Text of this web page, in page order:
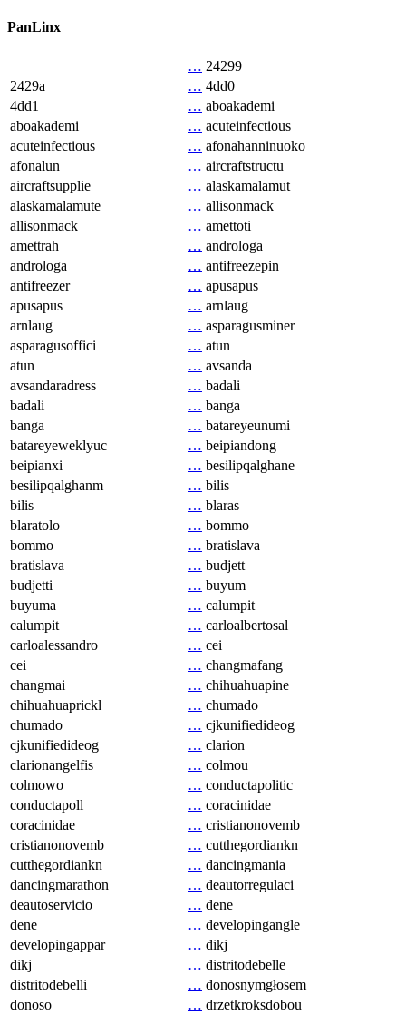
PanLinx
… 24299
2429a
… 4dd0
4dd1
… aboakademi
aboakademi
… acuteinfectious
acuteinfectious
… afonahanninuoko
afonalun
… aircraftstructu
aircraftsupplie
… alaskamalamut
alaskamalamute
… allisonmack
allisonmack
… amettoti
amettrah
… androloga
androloga
… antifreezepin
antifreezer
… apusapus
apusapus
… arnlaug
arnlaug
… asparagusminer
asparagusoffici
… atun
atun
… avsanda
avsandaradress
… badali
badali
… banga
banga
… batareyeunumi
batareyeweklyuc
… beipiandong
beipianxi
… besilipqalghane
besilipqalghanm
… bilis
bilis
… blaras
blaratolo
… bommo
bommo
… bratislava
bratislava
… budjett
budjetti
… buyum
buyuma
… calumpit
calumpit
… carloalbertosal
carloalessandro
… cei
cei
… changmafang
changmai
… chihuahuapine
chihuahuaprickl
… chumado
chumado
… cjkunifiedideog
cjkunifiedideog
… clarion
clarionangelfis
… colmou
colmowo
… conductapolitic
conductapoll
… coracinidae
coracinidae
… cristianonovemb
cristianonovemb
… cutthegordiankn
cutthegordiankn
… dancingmania
dancingmarathon
… deautorregulaci
deautoservicio
… dene
dene
… developingangle
developingappar
… dikj
dikj
… distritodebelle
distritodebelli
… donosnymgłosem
donoso
… drzetkroksdobou